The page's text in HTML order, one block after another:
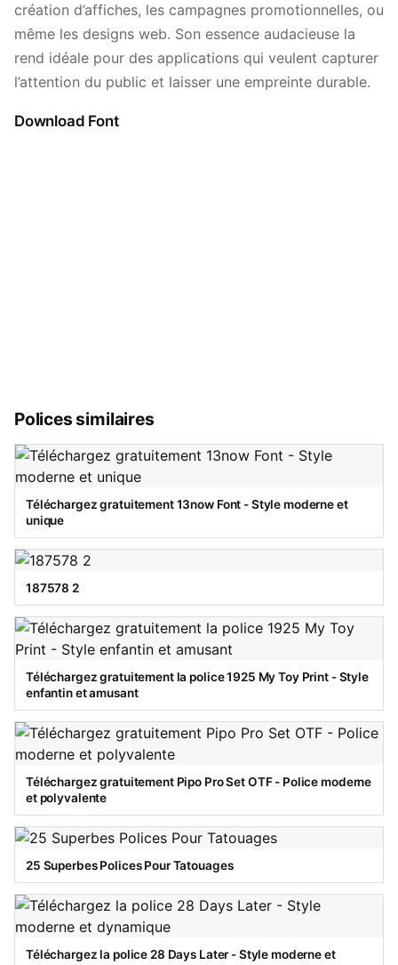
création d’affiches, les campagnes promotionnelles, ou
même les designs web. Son essence audacieuse la
rend idéale pour des applications qui veulent capturer
l’attention du public et laisser une empreinte durable.
Download Font
Polices similaires
Téléchargez gratuitement 13now Font - Style moderne et
unique
187578 2
Téléchargez gratuitement la police 1925 My Toy Print - Style
enfantin et amusant
Téléchargez gratuitement Pipo Pro Set OTF - Police moderne
et polyvalente
25 Superbes Polices Pour Tatouages
Téléchargez la police 28 Days Later - Style moderne et